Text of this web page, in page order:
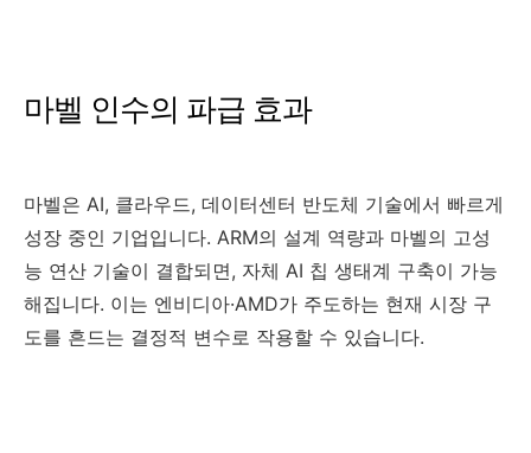
마벨 인수의 파급 효과
마벨은 AI, 클라우드, 데이터센터 반도체 기술에서 빠르게
성장 중인 기업입니다. ARM의 설계 역량과 마벨의 고성
능 연산 기술이 결합되면, 자체 AI 칩 생태계 구축이 가능
해집니다. 이는 엔비디아·AMD가 주도하는 현재 시장 구
도를 흔드는 결정적 변수로 작용할 수 있습니다.